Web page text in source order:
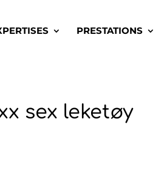
PRESTATIONS
sex leketøy